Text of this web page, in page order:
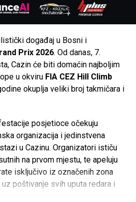
događaj u Bosni i
Prix 2026. Od danas, 7.
Cazin će biti domaćin najboljim
u okviru FIA CEZ Hill Climb
okuplja veliki broj takmičara i
posjetioce očekuju
organizacija i jedinstvena
u Cazinu. Organizatori ističu
na prvom mjestu, te apeluju
isključivo iz označenih zona
poštivanje svih uputa redara i